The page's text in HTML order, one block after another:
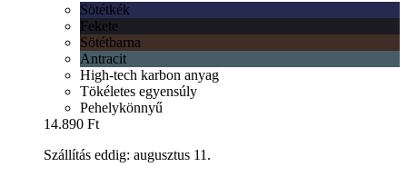
Sötétkék
Fekete
Sötétbarna
Antracit
High-tech karbon anyag
Tökéletes egyensúly
Pehelykönnyű
14.890 Ft
Szállítás eddig: augusztus 11.